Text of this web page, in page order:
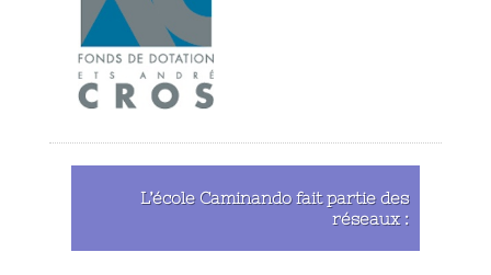
L’école Caminandofait partiedes
réseaux :